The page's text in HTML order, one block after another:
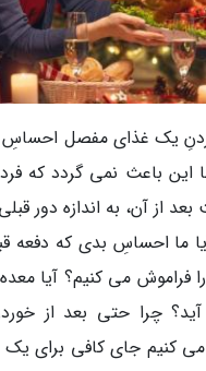
یک غذای مفصل
این باعث نمی گردد که
از آن، به اندازه دور
ما احساسِ بدی که دفعه
فراموش می کنیم؟ آیا
چرا حتی بعد از
کنیم جای کافی برای یک